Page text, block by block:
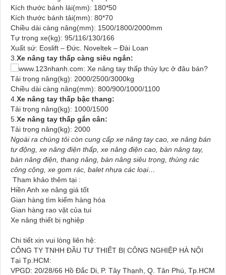
Kích thước bánh lái(mm): 180*50
Kích thước bánh tải(mm): 80*70
Chiều dài càng nâng(mm): 1500/1800/2000mm
Tự trọng xe(kg): 95/116/130/166
Xuất sứ: Eoslift – Đức. Noveltek – Đài Loan
3. Xe nâng tay thấp càng siêu ngắn:
Tải trọng nâng(kg): 2000/2500/3000kg
Chiều dài càng nâng(mm): 800/900/1000/1100
4. Xe nâng tay thấp bậc thang:
Tải trọng nâng(kg): 1000/1500
5. Xe nâng tay thấp gắn cân:
Tải trọng nâng(kg): 2000
Ngoài ra chúng tôi còn cung cấp xe nâng tay cao, xe nâng bán
tự động, xe nâng điện thấp, xe nâng điện cao, bàn nâng tay,
bàn nâng điện, thang nâng, bàn nâng siêu trọng, thùng rác
công cộng, xe gom rác, balet nhựa các loại…
Tham khảo thêm tại :
Hiền Anh xe nâng giá tốt
Gian hàng tìm kiếm hàng hóa
Gian hàng rao vặt của tui
Xe nâng thiết bị nghiệp
Chi tiết xin vui lòng liên hệ:
CÔNG TY TNHH ĐẦU TƯ THIẾT BỊ CÔNG NGHIỆP HÀ NỘI
Tại Tp.HCM:
VPGD: 20/28/66 Hồ Đắc Di, P. Tây Thạnh, Q. Tân Phú, Tp.HCM